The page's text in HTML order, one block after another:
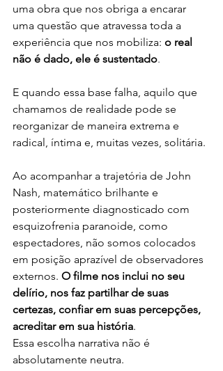
uma obra que nos obriga a encarar
uma questão que atravessa toda a
experiência que nos mobiliza: o real
não é dado, ele é sustentado.
E quando essa base falha, aquilo que
chamamos de realidade pode se
reorganizar de maneira extrema e
radical, íntima e, muitas vezes, solitária.
Ao acompanhar a trajetória de John
Nash, matemático brilhante e
posteriormente diagnosticado com
esquizofrenia paranoide, como
espectadores, não somos colocados
em posição aprazível de observadores
externos. O filme nos inclui no seu
delírio, nos faz partilhar de suas
certezas, confiar em suas percepções,
acreditar em sua história.
Essa escolha narrativa não é
absolutamente neutra.